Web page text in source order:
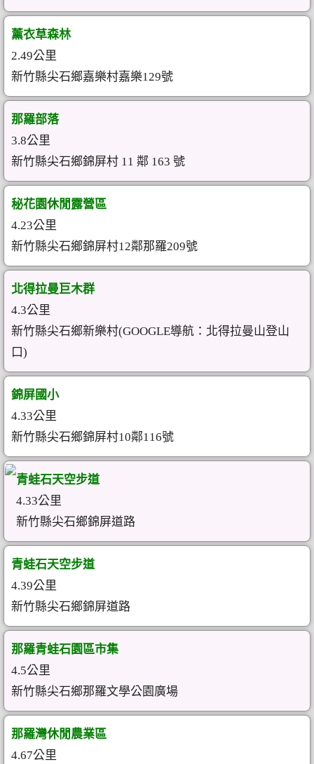
薰衣草森林
2.49公里
新竹縣尖石鄉嘉樂村嘉樂129號
那羅部落
3.8公里
新竹縣尖石鄉錦屏村 11 鄰 163 號
秘花園休閒露營區
4.23公里
新竹縣尖石鄉錦屏村12鄰那羅209號
北得拉曼巨木群
4.3公里
新竹縣尖石鄉新樂村(GOOGLE導航：北得拉曼山登山
口)
錦屏國小
4.33公里
新竹縣尖石鄉錦屏村10鄰116號
青蛙石天空步道
4.33公里
新竹縣尖石鄉錦屏道路
青蛙石天空步道
4.39公里
新竹縣尖石鄉錦屏道路
那羅青蛙石園區市集
4.5公里
新竹縣尖石鄉那羅文學公園廣場
那羅灣休閒農業區
4.67公里